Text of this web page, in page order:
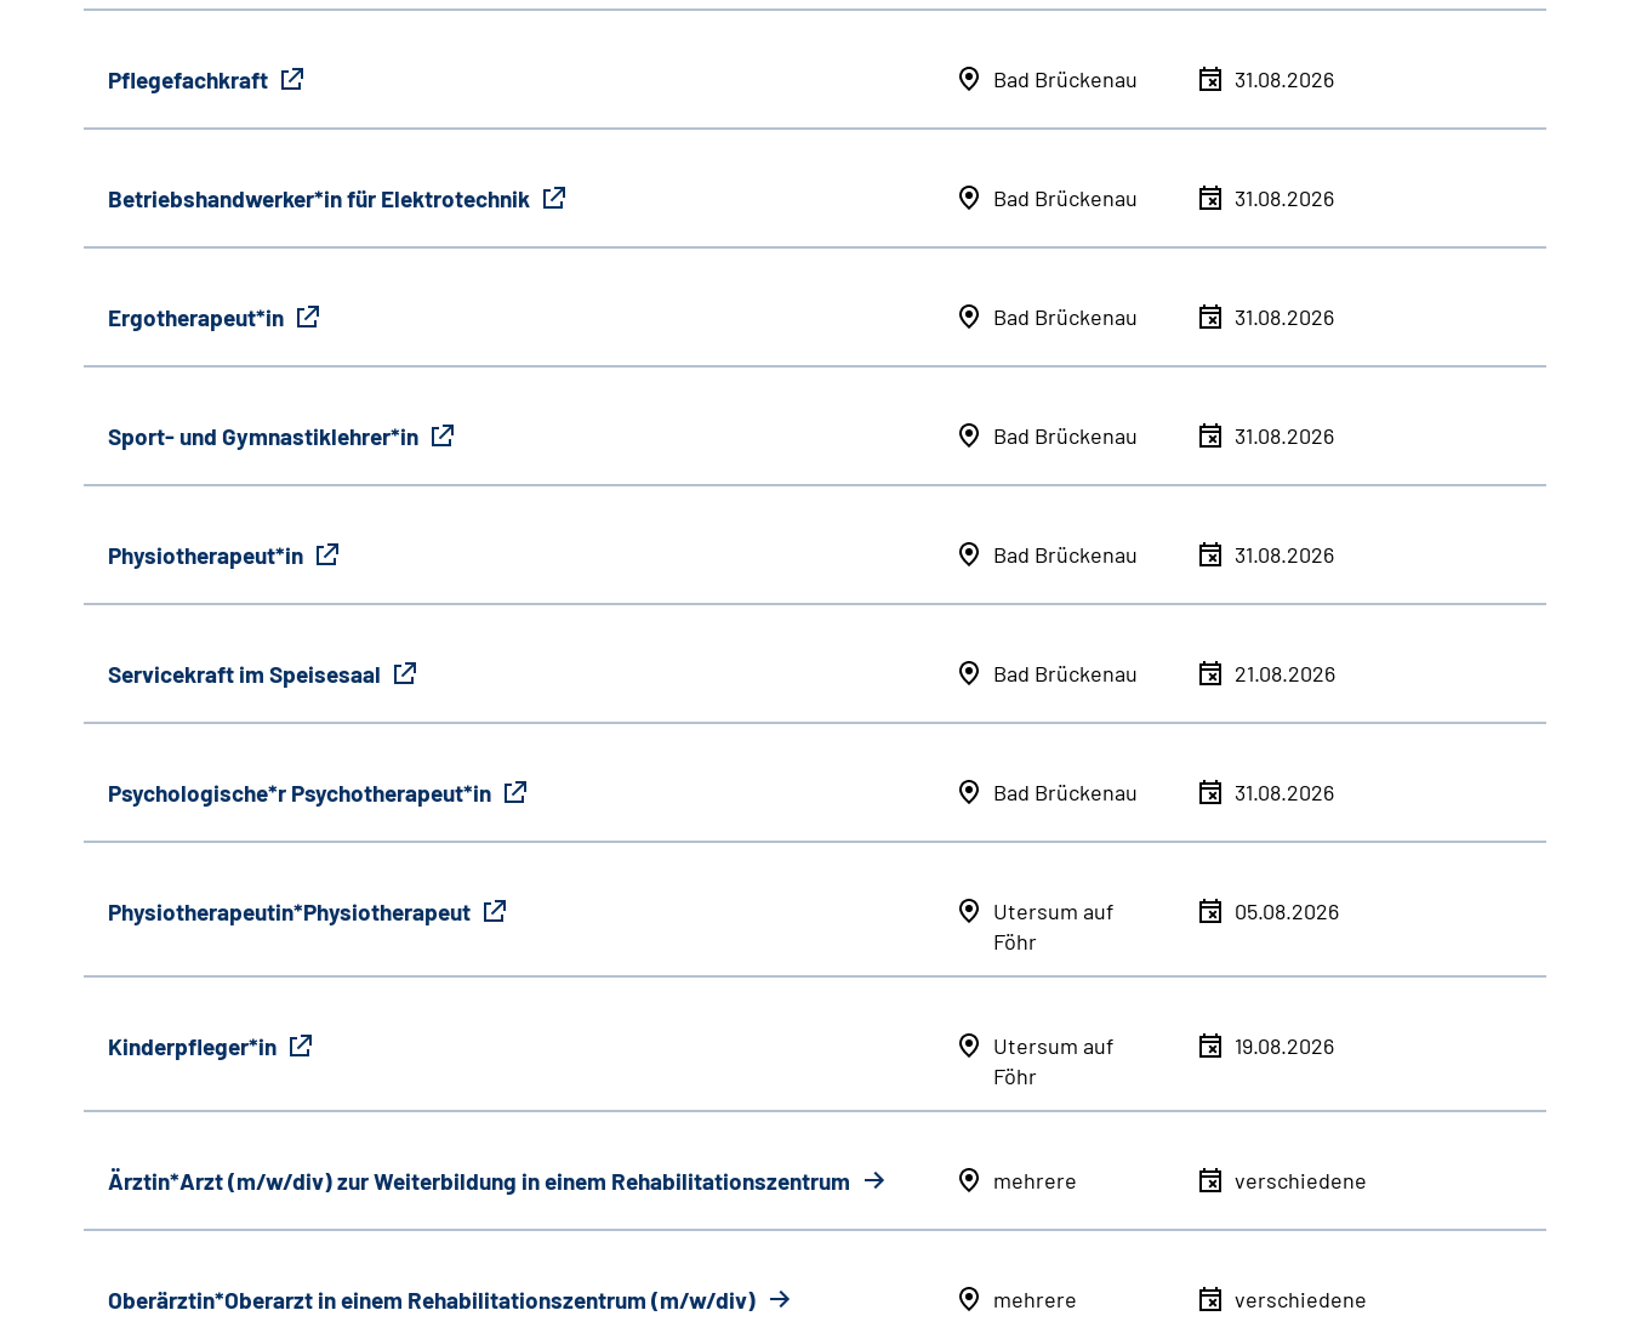
Pflegefachkraft Bad Brückenau 31.08.2026
Betriebshandwerker*in für Elektrotechnik Bad Brückenau 31.08.2026
Ergotherapeut*in Bad Brückenau 31.08.2026
Sport- und Gymnastiklehrer*in Bad Brückenau 31.08.2026
Physiotherapeut*in Bad Brückenau 31.08.2026
Servicekraft im Speisesaal Bad Brückenau 21.08.2026
Psychologische*r Psychotherapeut*in Bad Brückenau 31.08.2026
Physiotherapeutin*Physiotherapeut
Utersum auf
Föhr
05.08.2026
Kinderpfleger*in
Utersum auf
Föhr
19.08.2026
Ärztin*Arzt (m/w/div) zur Weiterbildung in einem Rehabilitationszentrum mehrere verschiedene
Oberärztin*Oberarzt in einem Rehabilitationszentrum (m/w/div) mehrere verschiedene